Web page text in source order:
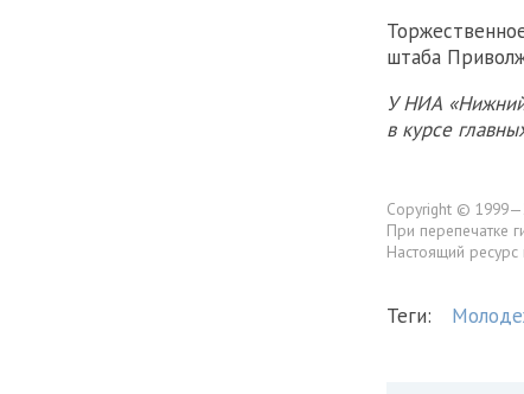
штаба
У НИА
в курсе
Copyright ©
При перепечатке
Настоящий
Теги: